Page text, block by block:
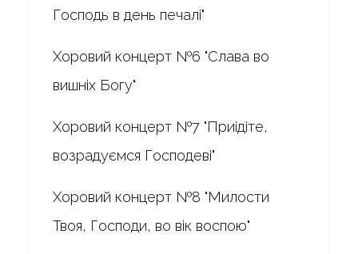
Господь в день печалі"
Хоровий концерт №6 "Слава во
вишніх Богу"
Хоровий концерт №7 "Приідіте,
возрадуємся Господеві"
Хоровий концерт №8 "Милости
Твоя, Господи, во вік воспою"